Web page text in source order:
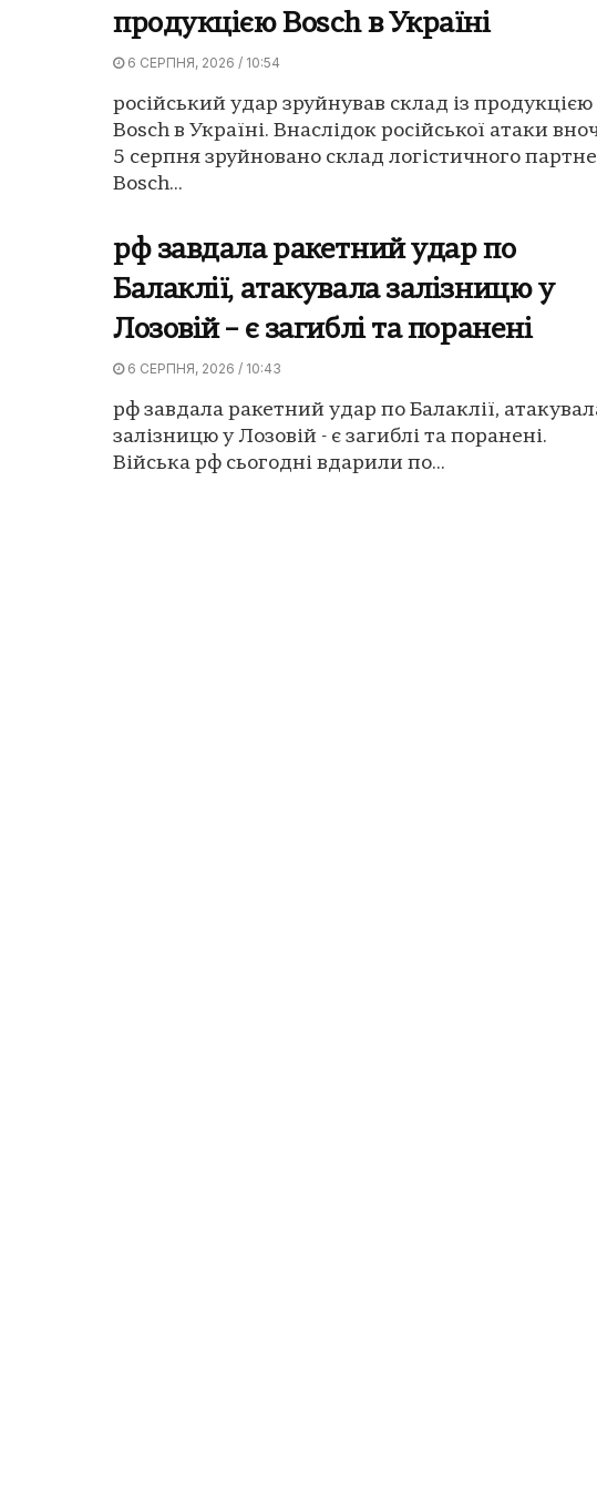
продукцією Bosch в Україні
6 СЕРПНЯ, 2026 / 10:54
російський удар зруйнував склад із продукцією
Bosch в Україні. Внаслідок російської атаки
5 серпня зруйновано склад логістичного
Bosch...
рф завдала ракетний удар по
Балаклії, атакувала залізницю у
Лозовій – є загиблі та поранені
6 СЕРПНЯ, 2026 / 10:43
рф завдала ракетний удар по Балаклії,
залізницю у Лозовій - є загиблі та поранені.
Війська рф сьогодні вдарили по...